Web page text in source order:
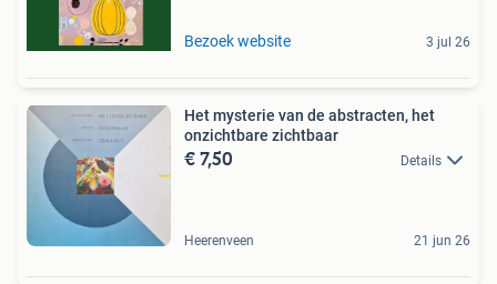
Bezoek website 3 jul 26
Het mysterie van de abstracten, het
onzichtbare zichtbaar
€ 7,50 Details
Heerenveen 21 jun 26